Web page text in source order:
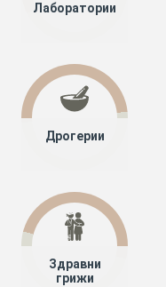
Лаборатории
Дрогерии
Здравни
грижи